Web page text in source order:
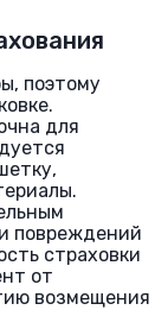
поэтому
для
повреждений
страховки
от
возмещения